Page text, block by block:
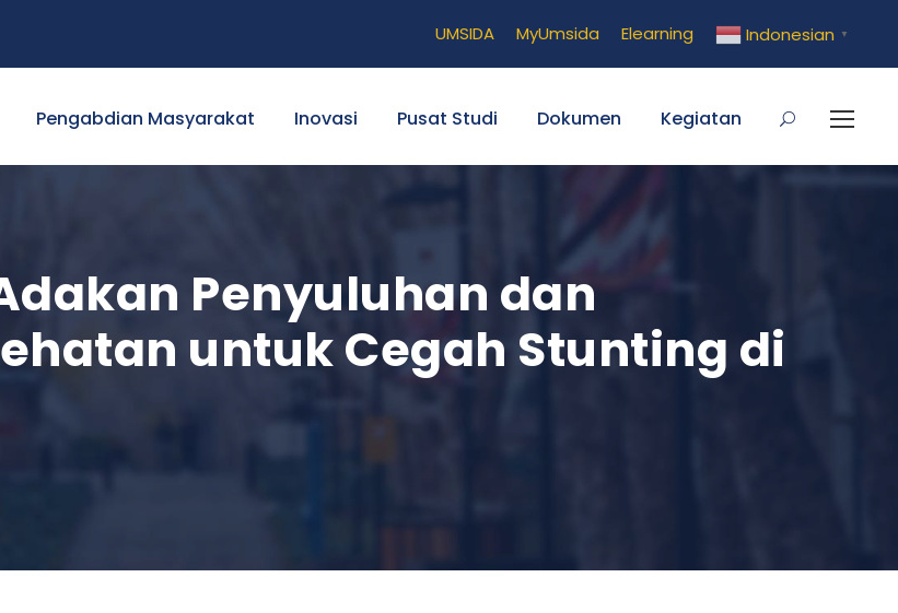
UMSIDA MyUmsida Elearning Indonesian ▼
Pengabdian Masyarakat Inovasi Pusat Studi Dokumen Kegiatan
Penyuluhan dan
untuk Cegah Stunting di